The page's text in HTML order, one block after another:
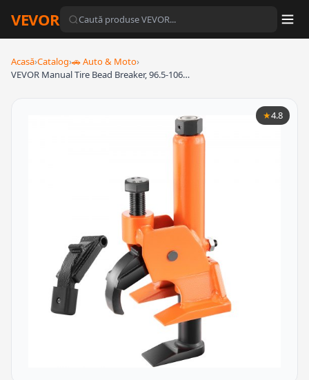
VEVOR
Acasă›Catalog›🚗 Auto & Moto›
VEVOR Manual Tire Bead Breaker, 96.5-106…
★4.8